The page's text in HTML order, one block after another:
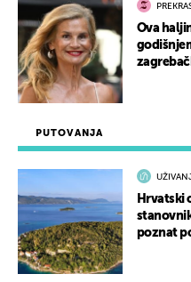
PUTOVANJA
Hrvatski
poznat
Ova